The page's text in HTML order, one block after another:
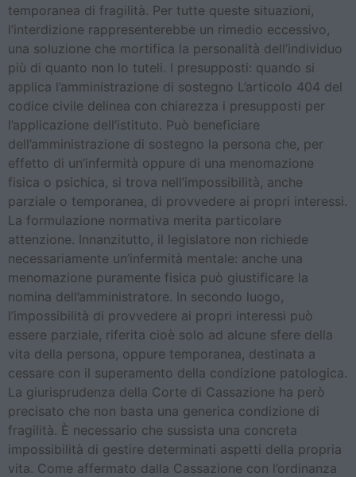
temporanea di fragilità. Per tutte queste situazioni,
l’interdizione rappresenterebbe un rimedio eccessivo,
una soluzione che mortifica la personalità dell’individuo
più di quanto non lo tuteli. I presupposti: quando si
applica l’amministrazione di sostegno L’articolo 404 del
codice civile delinea con chiarezza i presupposti per
l’applicazione dell’istituto. Può beneficiare
dell’amministrazione di sostegno la persona che, per
effetto di un’infermità oppure di una menomazione
fisica o psichica, si trova nell’impossibilità, anche
parziale o temporanea, di provvedere ai propri interessi.
La formulazione normativa merita particolare
attenzione. Innanzitutto, il legislatore non richiede
necessariamente un’infermità mentale: anche una
menomazione puramente fisica può giustificare la
nomina dell’amministratore. In secondo luogo,
l’impossibilità di provvedere ai propri interessi può
essere parziale, riferita cioè solo ad alcune sfere della
vita della persona, oppure temporanea, destinata a
cessare con il superamento della condizione patologica.
La giurisprudenza della Corte di Cassazione ha però
precisato che non basta una generica condizione di
fragilità. È necessario che sussista una concreta
impossibilità di gestire determinati aspetti della propria
vita. Come affermato dalla Cassazione con l’ordinanza